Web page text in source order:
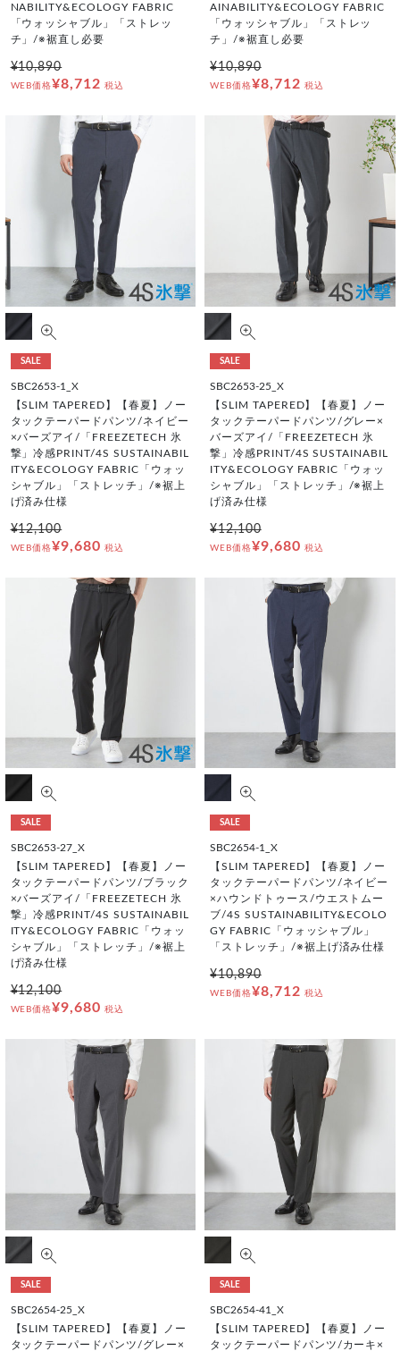
NABILITY&ECOLOGY FABRIC
「ウォッシャブル」「ストレッ
チ」/※裾直し必要
¥10,890
WEB価格¥8,712 税込
AINABILITY&ECOLOGY FABRIC
「ウォッシャブル」「ストレッ
チ」/※裾直し必要
¥10,890
WEB価格¥8,712 税込
SALE
SBC2653-1_X
【SLIM TAPERED】【春夏】ノー
タックテーパードパンツ/ネイビー
×バーズアイ/「FREEZETECH 氷
撃」冷感PRINT/4S SUSTAINABIL
ITY&ECOLOGY FABRIC「ウォッ
シャブル」「ストレッチ」/※裾上
げ済み仕様
¥12,100
WEB価格¥9,680 税込
SALE
SBC2653-25_X
【SLIM TAPERED】【春夏】ノー
タックテーパードパンツ/グレー×
バーズアイ/「FREEZETECH 氷
撃」冷感PRINT/4S SUSTAINABIL
ITY&ECOLOGY FABRIC「ウォッ
シャブル」「ストレッチ」/※裾上
げ済み仕様
¥12,100
WEB価格¥9,680 税込
SALE
SBC2653-27_X
【SLIM TAPERED】【春夏】ノー
タックテーパードパンツ/ブラック
×バーズアイ/「FREEZETECH 氷
撃」冷感PRINT/4S SUSTAINABIL
ITY&ECOLOGY FABRIC「ウォッ
シャブル」「ストレッチ」/※裾上
げ済み仕様
¥12,100
WEB価格¥9,680 税込
SALE
SBC2654-1_X
【SLIM TAPERED】【春夏】ノー
タックテーパードパンツ/ネイビー
×ハウンドトゥース/ウエストムー
ブ/4S SUSTAINABILITY&ECOLO
GY FABRIC「ウォッシャブル」
「ストレッチ」/※裾上げ済み仕様
¥10,890
WEB価格¥8,712 税込
SALE
SBC2654-25_X
【SLIM TAPERED】【春夏】ノー
タックテーパードパンツ/グレー×
SALE
SBC2654-41_X
【SLIM TAPERED】【春夏】ノー
タックテーパードパンツ/カーキ×